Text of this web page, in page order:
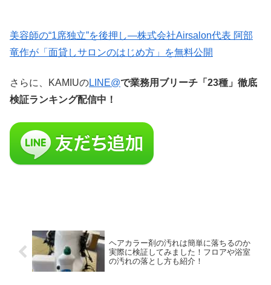
美容師の“1席独立”を後押し—株式会社Airsalon代表 阿部
竜作が「面貸しサロンのはじめ方」を無料公開
さらに、KAMIUのLINE@で業務用ブリーチ「23種」徹底
検証ランキング配信中！
ヘアカラー剤の汚れは簡単に落ちるのか
実際に検証してみました！フロアや浴室
の汚れの落とし方も紹介！